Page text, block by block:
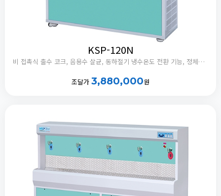
KSP-120N
비 접촉식 출수 코크, 음용수 살균, 동하절기 냉수온도 전환 기능, 정체수 자동 배출타이머 내장
조달가 3,880,000원